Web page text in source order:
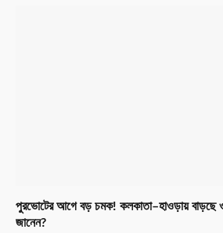
পুরভোটের আগে বড় চমক! কলকাতা–হাওড়ায় বাড়ছে
জানেন?